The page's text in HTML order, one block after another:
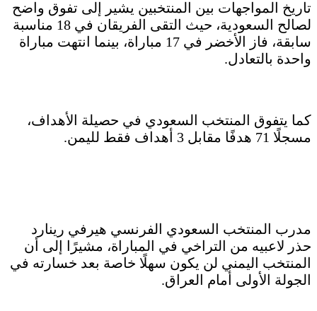
تاريخ المواجهات بين المنتخبين يشير إلى تفوق واضح
لصالح السعودية، حيث التقى الفريقان في 18 مناسبة
سابقة، فاز الأخضر في 17 مباراة، بينما انتهت مباراة
واحدة بالتعادل.
كما يتفوق المنتخب السعودي في حصيلة الأهداف،
مسجلًا 71 هدفًا مقابل 3 أهداف فقط لليمن.
مدرب المنتخب السعودي الفرنسي هيرفي رينارد
حذر لاعبيه من التراخي في المباراة، مشيرًا إلى أن
المنتخب اليمني لن يكون سهلًا خاصة بعد خسارته في
الجولة الأولى أمام العراق.